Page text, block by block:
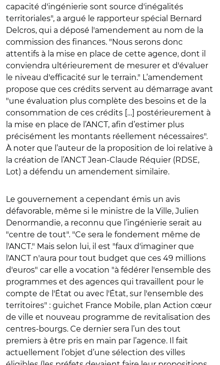
capacité d'ingénierie sont source d'inégalités
territoriales", a argué le rapporteur spécial Bernard
Delcros, qui a déposé l'amendement au nom de la
commission des finances. "Nous serons donc
attentifs à la mise en place de cette agence, dont il
conviendra ultérieurement de mesurer et d'évaluer
le niveau d'efficacité sur le terrain." L’amendement
propose que ces crédits servent au démarrage avant
"une évaluation plus complète des besoins et de la
consommation de ces crédits […] postérieurement à
la mise en place de l’ANCT, afin d’estimer plus
précisément les montants réellement nécessaires".
À noter que l’auteur de la proposition de loi relative à
la création de l’ANCT Jean-Claude Réquier (RDSE,
Lot) a défendu un amendement similaire.
Le gouvernement a cependant émis un avis
défavorable, même si le ministre de la Ville, Julien
Denormandie, a reconnu que l’ingénierie serait au
"centre de tout". "Ce sera le fondement même de
l'ANCT." Mais selon lui, il est "faux d'imaginer que
l'ANCT n'aura pour tout budget que ces 49 millions
d'euros" car elle a vocation "à fédérer l'ensemble des
programmes et des agences qui travaillent pour le
compte de l'État ou avec l'État, sur l'ensemble des
territoires" : guichet France Mobile, plan Action cœur
de ville et nouveau programme de revitalisation des
centres-bourgs. Ce dernier sera l’un des tout
premiers à être pris en main par l’agence. Il fait
actuellement l’objet d’une sélection des villes